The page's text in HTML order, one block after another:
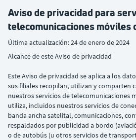
Aviso de privacidad para
telecomunicaciones móviles
Última actualización: 24 de enero de 2024
Alcance de este Aviso de privacidad
Este Aviso de privacidad se aplica a los
sus filiales recopilan, utilizan y comparten
nuestros servicios de telecomunicaciones
utiliza, incluidos nuestros servicios de
banda ancha satelital, comunicaciones,
respaldados por publicidad a bordo
o de autobús (u otros servicios de